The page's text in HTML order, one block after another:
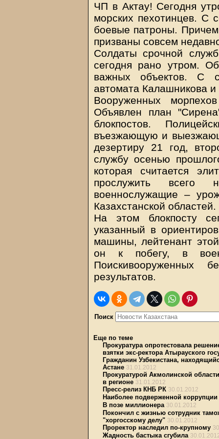
ЧП в Актау! Сегодня
морских пехотинцев. С
боевые патроны.
призваны совсем
Солдаты срочной
сегодня рано утром.
важных объектов. С
автомата Калашникова
Вооруженных
Объявлен план
блокпостов.
въезжающую и
дезертиру 21 год,
службу осенью
которая считается
прослужить всего
военнослужащие –
Казахстанской областей.
На этом блокпосту
указанный в
машины, лейтенант
он к побегу, в
Поискивооруженных
результатов.
Поиск
Еще по теме
Прокуратура опротестовала
взятки экс-ректора Атырауского
Гражданин Узбекистана,
Астане 31.01.2012
Прокуратурой Акмолинской
в регионе 31.01.2012
Пресс-релиз КНБ РК 30.01.2012
Наиболее подверженной коррупции
В позе миллионера 30.01.2012
Покончил с жизнью сотрудник
"хоргосскому делу" 30.01.2012
Проректор наследил по-крупному
Жадность бастыка сгубила